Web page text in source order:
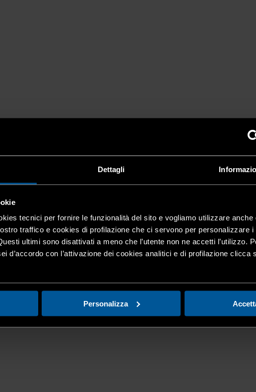
Dettagli
tecnici per fornire le funzionalità del sito e vogliamo utilizzare anche
traffico e cookies di profilazione che ci servono per personalizzare i
ultimi sono disattivati a meno che l’utente non ne accetti l’utilizzo.
d’accordo con l’attivazione dei cookies analitici e di profilazione clicca
Personalizza